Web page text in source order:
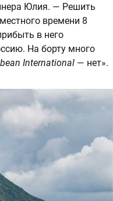
Юлия. — Решить
времени 8
в него
На борту много
International — нет».